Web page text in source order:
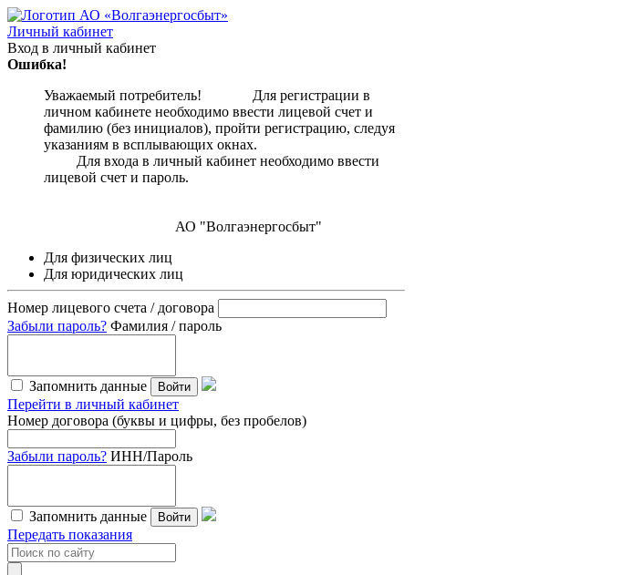
Личный кабинет
Вход в личный кабинет
Ошибка!
Уважаемый потребитель! Для регистрации в
личном кабинете необходимо ввести лицевой счет и
фамилию (без инициалов), пройти регистрацию, следуя
указаниям в всплывающих окнах.
Для входа в личный кабинет необходимо ввести
лицевой счет и пароль.
АО "Волгаэнергосбыт"
Для физических лиц
Для юридических лиц
Номер лицевого счета / договора
Забыли пароль? Фамилия / пароль
Запомнить данные Войти
Перейти в личный кабинет
Номер договора (буквы и цифры, без пробелов)
Забыли пароль? ИНН/Пароль
Запомнить данные Войти
Передать показания